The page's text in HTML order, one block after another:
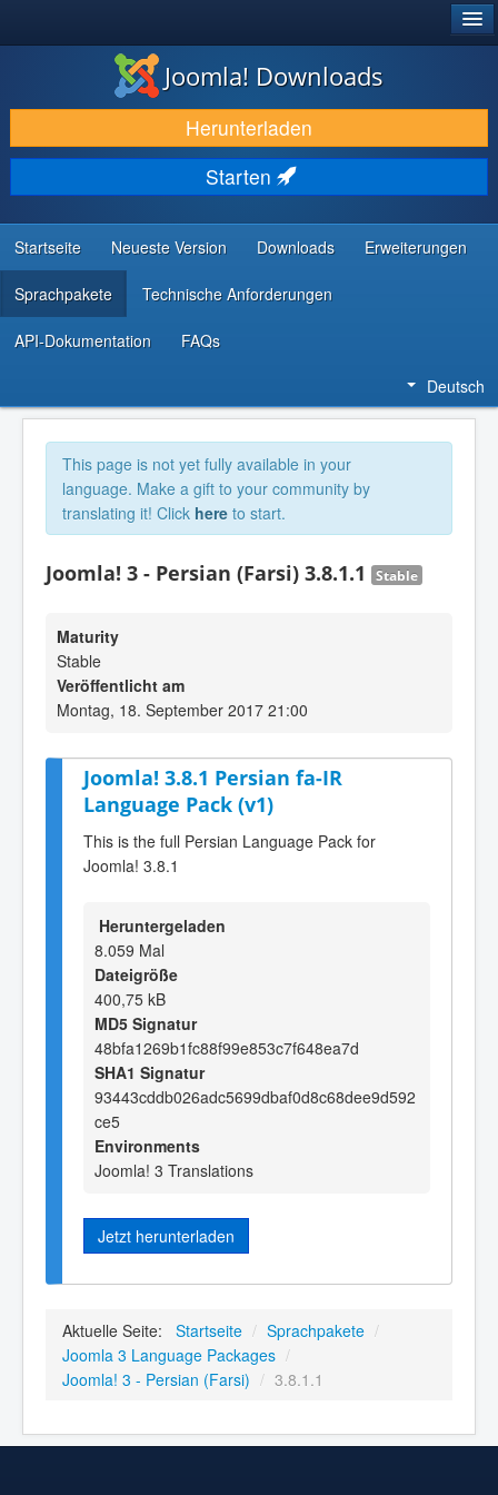
DOWNLOAD & ERWEITERN
ENTDECKEN & LERNEN
COMMUNITY & SUPPORT
RESSOURCEN FÜR ENTWICKLER
Joomla! Downloads
Herunterladen
Starten
Startseite Neueste Version Downloads Erweiterungen
Sprachpakete Technische Anforderungen
API-Dokumentation FAQs
Deutsch
This page is not yet fully available in your
language. Make a gift to your community by
translating it! Click here to start.
Joomla! 3 - Persian (Farsi) 3.8.1.1 Stable
Maturity
Stable
Veröffentlicht am
Montag, 18. September 2017 21:00
Joomla! 3.8.1 Persian fa-IR
Language Pack (v1)
This is the full Persian Language Pack for
Joomla! 3.8.1
Heruntergeladen
8.059 Mal
Dateigröße
400,75 kB
MD5 Signatur
48bfa1269b1fc88f99e853c7f648ea7d
SHA1 Signatur
93443cddb026adc5699dbaf0d8c68dee9d592
ce5
Environments
Joomla! 3 Translations
Jetzt herunterladen
Aktuelle Seite: Startseite / Sprachpakete /
Joomla 3 Language Packages /
Joomla! 3 - Persian (Farsi) / 3.8.1.1